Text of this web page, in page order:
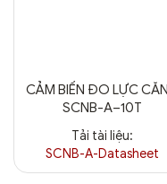
CẢM BIẾN ĐO LỰC
SCNB-A–10T
SCNB-A-Datasheet